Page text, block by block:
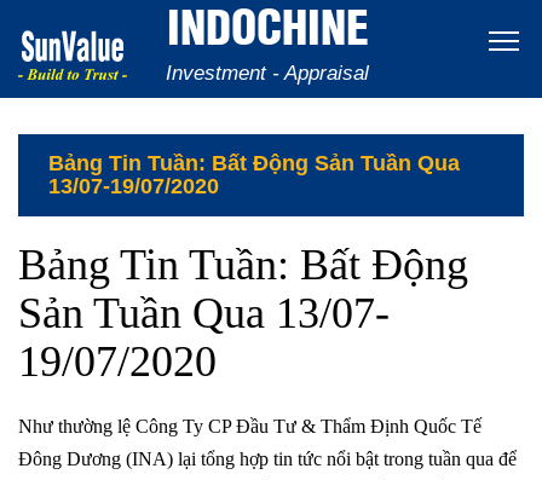
INDOCHINE
Investment - Appraisal
Bảng Tin Tuần: Bất Động Sản Tuần Qua
13/07-19/07/2020
Bảng Tin Tuần: Bất Động
Sản Tuần Qua 13/07-
19/07/2020
Như thường lệ Công Ty CP Đầu Tư & Thẩm Định Quốc Tế
Đông Dương (INA) lại tổng hợp tin tức nổi bật trong tuần qua để